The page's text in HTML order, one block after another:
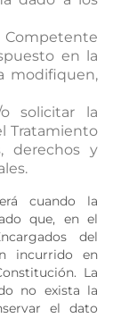
en la
modifiquen,
solicitar la
Tratamiento
derechos y
cuando la
que, en el
del
incurrido en
La
no exista la
el dato